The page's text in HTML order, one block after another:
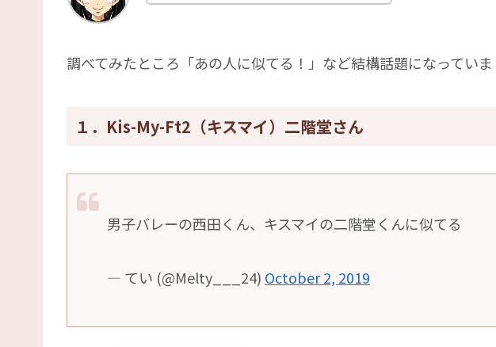
調べてみたところ「あの人に似てる！」など結構話題になっていま
１．Kis-My-Ft2（キスマイ）二階堂さん
男子バレーの西田くん、キスマイの二階堂くんに似てる
— てい (@Melty___24) October 2, 2019